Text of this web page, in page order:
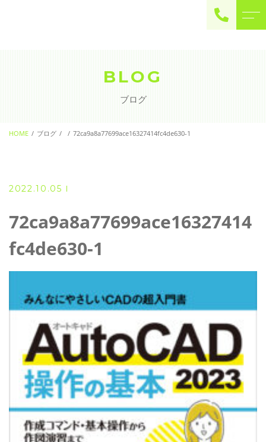
contact
BLOG
ブログ
HOME ブログ 72ca9a8a77699ace16327414fc4de630-1
2022.10.05
72ca9a8a77699ace16327414
fc4de630-1